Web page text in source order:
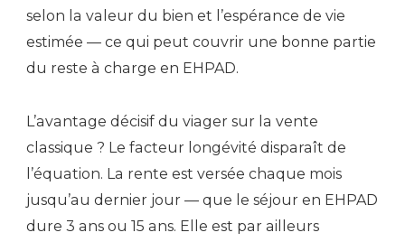
selon la valeur du bien et l’espérance de vie
estimée — ce qui peut couvrir une bonne partie
du reste à charge en EHPAD.
L’avantage décisif du viager sur la vente
classique ? Le facteur longévité disparaît de
l’équation. La rente est versée chaque mois
jusqu’au dernier jour — que le séjour en EHPAD
dure 3 ans ou 15 ans. Elle est par ailleurs